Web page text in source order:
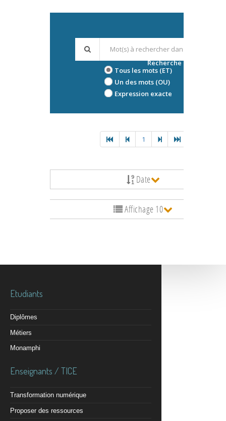
Tous les mots (ET)
Un des mots (OU)
Expression exacte
Recherche avancée
1
Date
Affichage 10
Etudiants
Diplômes
Métiers
Monamphi
Enseignants / TICE
Transformation numérique
Proposer des ressources